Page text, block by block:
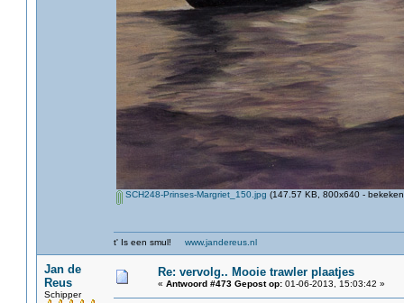
SCH248-Prinses-Margriet_150.jpg (147.57 KB, 800x640 -
t' Is een smul! www.jandereus.nl
Jan de
Reus
Schipper
Re: vervolg.. Mooie trawler plaatjes
« Antwoord #473 Gepost op:01-06-2013, 15:03:42 »